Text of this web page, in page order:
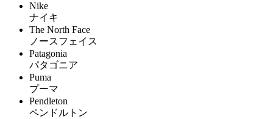
Nike
ナイキ
The North Face
ノースフェイス
Patagonia
パタゴニア
Puma
プーマ
Pendleton
ペンドルトン